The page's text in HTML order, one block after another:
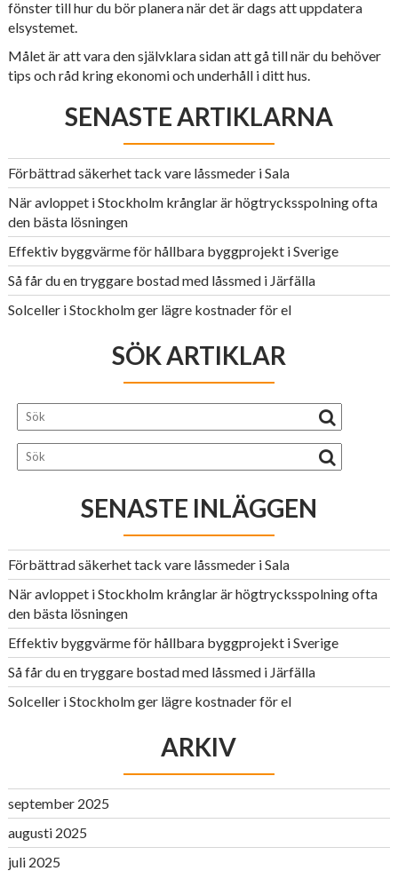
fönster till hur du bör planera när det är dags att uppdatera
elsystemet.
Målet är att vara den självklara sidan att gå till när du behöver
tips och råd kring ekonomi och underhåll i ditt hus.
SENASTE ARTIKLARNA
Förbättrad säkerhet tack vare låssmeder i Sala
När avloppet i Stockholm krånglar är högtrycksspolning ofta
den bästa lösningen
Effektiv byggvärme för hållbara byggprojekt i Sverige
Så får du en tryggare bostad med låssmed i Järfälla
Solceller i Stockholm ger lägre kostnader för el
SÖK ARTIKLAR
SENASTE INLÄGGEN
Förbättrad säkerhet tack vare låssmeder i Sala
När avloppet i Stockholm krånglar är högtrycksspolning ofta
den bästa lösningen
Effektiv byggvärme för hållbara byggprojekt i Sverige
Så får du en tryggare bostad med låssmed i Järfälla
Solceller i Stockholm ger lägre kostnader för el
ARKIV
september 2025
augusti 2025
juli 2025